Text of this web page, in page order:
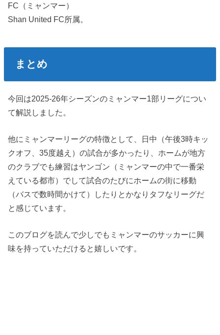
FC（ミャンマー）
Shan United FC所属。
まとめ
今回は2025-26年シーズンのミャンマー1部リーグについ
て解説しました。
他にミャンマーリーグの特徴として、日中（午後3時キッ
クオフ、35度越え）の試合が多かったり、ホームが地方
のクラブでも練習はヤンゴン（ミャンマーの中で一番栄
えている都市）でして試合のたびにホームの街に移動
（バスで数時間かけて）したりとかなりタフなリーグだ
と感じています。
このブログを読んで少しでもミャンマーのサッカーに興
味を持っていただけると嬉しいです。